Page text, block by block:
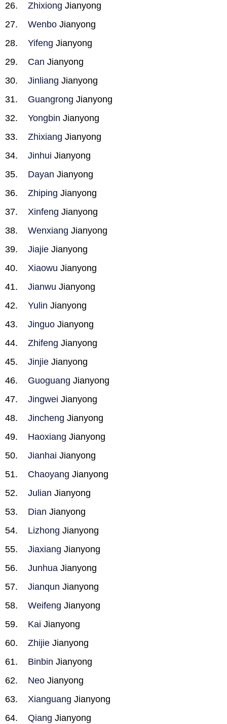
Zhixiong Jianyong
Wenbo Jianyong
Yifeng Jianyong
Can Jianyong
Jinliang Jianyong
Guangrong Jianyong
Yongbin Jianyong
Zhixiang Jianyong
Jinhui Jianyong
Dayan Jianyong
Zhiping Jianyong
Xinfeng Jianyong
Wenxiang Jianyong
Jiajie Jianyong
Xiaowu Jianyong
Jianwu Jianyong
Yulin Jianyong
Jinguo Jianyong
Zhifeng Jianyong
Jinjie Jianyong
Guoguang Jianyong
Jingwei Jianyong
Jincheng Jianyong
Haoxiang Jianyong
Jianhai Jianyong
Chaoyang Jianyong
Julian Jianyong
Dian Jianyong
Lizhong Jianyong
Jiaxiang Jianyong
Junhua Jianyong
Jianqun Jianyong
Weifeng Jianyong
Kai Jianyong
Zhijie Jianyong
Binbin Jianyong
Neo Jianyong
Xianguang Jianyong
Qiang Jianyong